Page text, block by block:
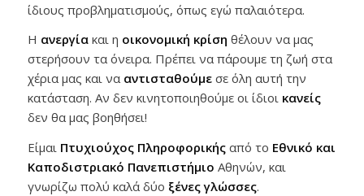
ίδιους προβληματισμούς, όπως εγώ παλαιότερα.
Η ανεργίακαι η οικονομική κρίση θέλουν να μας
στερήσουν τα όνειρα. Πρέπει να πάρουμε τη ζωή στα
χέρια μας και να αντισταθούμεσε όλη αυτή την
κατάσταση. Αν δεν κινητοποιηθούμε οι ίδιοι κανείς
δεν θα μας βοηθήσει!
Είμαι Πτυχιούχος Πληροφορικήςαπό το Εθνικό και
Καποδιστριακό Πανεπιστήμιο Αθηνών, και
γνωρίζω πολύ καλά δύο ξένες γλώσσες.